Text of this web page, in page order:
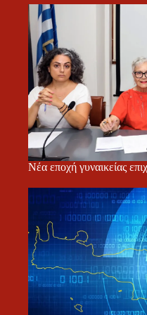
Νέα εποχή γυναικείας